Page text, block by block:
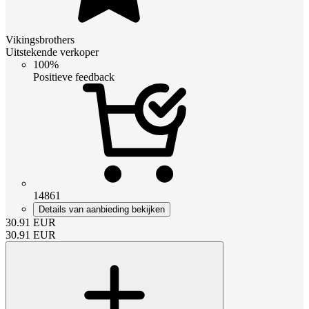
Vikingsbrothers
Uitstekende verkoper
100%
Positieve feedback
14861
Details van aanbieding bekijken
30.91 EUR
30.91 EUR